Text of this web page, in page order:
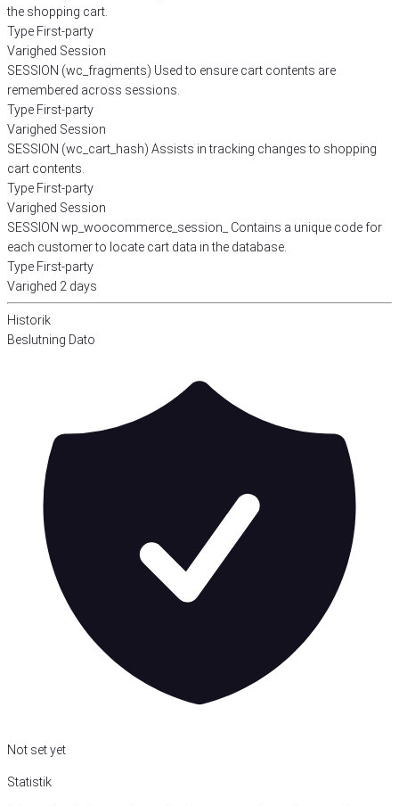
the shopping cart.
Type First-party
Varighed Session
SESSION (wc_fragments) Used to ensure cart contents are
remembered across sessions.
Type First-party
Varighed Session
SESSION (wc_cart_hash) Assists in tracking changes to shopping
cart contents.
Type First-party
Varighed Session
SESSION wp_woocommerce_session_
Contains a unique code for
each customer to locate cart data in the database.
Type First-party
Varighed 2 days
Historik
Beslutning Dato
Not set yet
Statistik